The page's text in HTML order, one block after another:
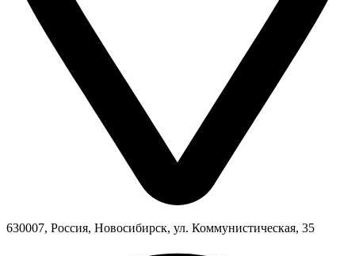
630007, Россия, Новосибирск, ул. Коммунистическая, 35